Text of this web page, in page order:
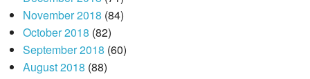
November 2018 (84)
October 2018 (82)
September 2018 (60)
August 2018 (88)